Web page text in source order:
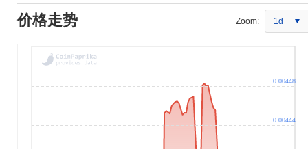
价格走势 Zoom: 1d
0.00444
0.00448